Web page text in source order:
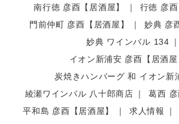
南行徳 彦酉【居酒屋】
行徳 彦酉
門前仲町 彦酉【居酒屋】
妙典 彦
妙典 ワインバル 134
イオン新浦安 彦酉【居酒屋
炭焼きハンバーグ 和 イオン新
綾瀬ワインバル 八十郎商店
葛西 彦
平和島 彦酉【居酒屋】
求人情報